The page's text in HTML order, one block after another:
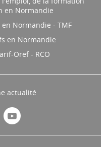
de la formation
en Normandie
actualité